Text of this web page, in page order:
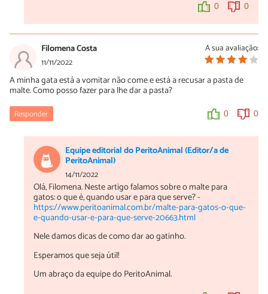
0 0
A sua avaliação:
Filomena Costa
11/11/2022
A minha gata está a vomitar não come e está a recusar a pasta de
malte. Como posso fazer para lhe dar a pasta?
Responder 0 0
Equipe editorial do PeritoAnimal (Editor/a de
PeritoAnimal)
14/11/2022
Olá, Filomena. Neste artigo falamos sobre o malte para
gatos: o que é, quando usar e para que serve? -
https://www.peritoanimal.com.br/malte-para-gatos-o-que-
e-quando-usar-e-para-que-serve-20663.html
Nele damos dicas de como dar ao gatinho.
Esperamos que seja útil!
Um abraço da equipe do PeritoAnimal.